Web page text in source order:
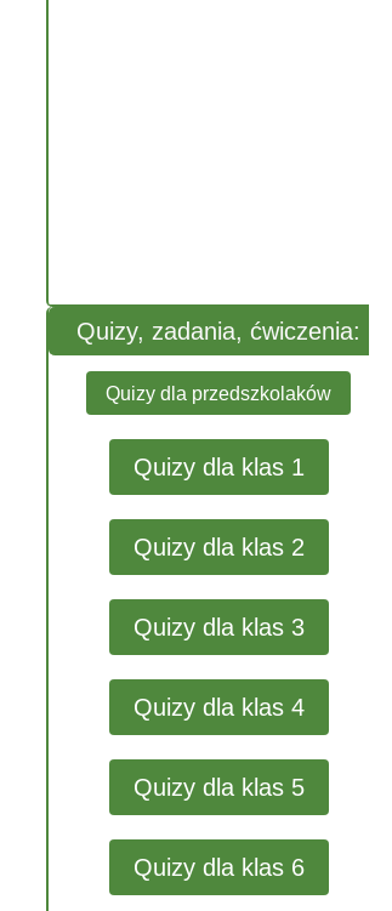
Quizy, zadania, ćwiczenia:
Quizy dla przedszkolaków
Quizy dla klas 1
Quizy dla klas 2
Quizy dla klas 3
Quizy dla klas 4
Quizy dla klas 5
Quizy dla klas 6